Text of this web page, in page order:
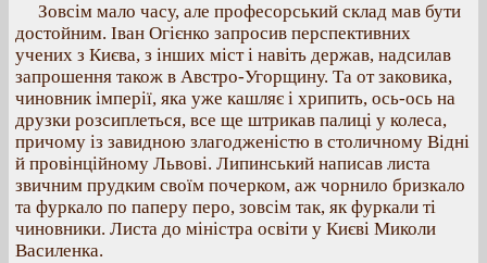
Зовсім мало часу, але професорський склад мав бути
достойним. Іван Огієнко запросив перспективних
учених з Києва, з інших міст і навіть держав, надсилав
запрошення також в Австро-Угорщину. Та от заковика,
чиновник імперії, яка уже кашляє і хрипить, ось-ось на
друзки розсиплеться, все ще штрикав палиці у колеса,
причому із завидною злагодженістю в столичному Відні
й провінційному Львові. Липинський написав листа
звичним прудким своїм почерком, аж чорнило бризкало
та фуркало по паперу перо, зовсім так, як фуркали ті
чиновники. Листа до міністра освіти у Києві Миколи
Василенка.